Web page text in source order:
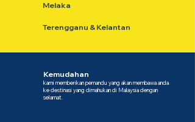
Melaka
Terengganu & Kelantan
Kemudahan
kami memberikan pemandu yang akan membawa anda
ke destinasi yang dimahukan di Malaysia dengan
selamat.